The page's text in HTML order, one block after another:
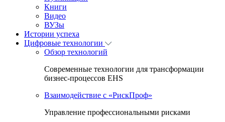
Книги
Видео
ВУЗы
Истории успеха
Цифровые технологии
Обзор технологий
Современные технологии для трансформации
бизнес-процессов EHS
Взаимодействие с «РискПроф»
Управление профессиональными рисками